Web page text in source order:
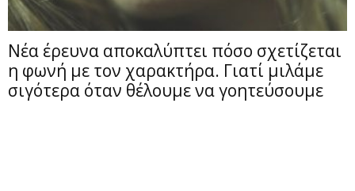
Νέα έρευνα αποκαλύπτει πόσο σχετίζεται
η φωνή με τον χαρακτήρα. Γιατί μιλάμε
σιγότερα όταν θέλουμε να γοητεύσουμε